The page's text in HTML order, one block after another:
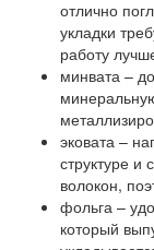
отлично
укладки
работу
минвата –
эковата –
структуре и
волокон,
фольга –
который